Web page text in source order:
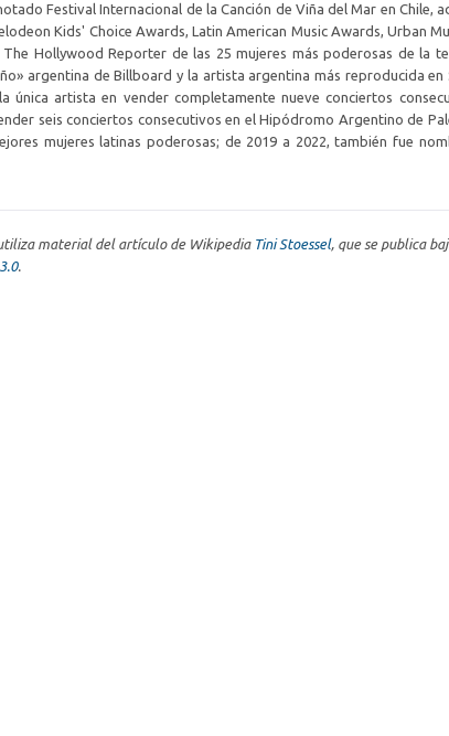
Festival Internacional de la Canción de Viña del Mar en Chile,
Kids' Choice Awards, Latin American Music Awards, Urban
Hollywood Reporter de las 25 mujeres más poderosas de la
argentina de Billboard y la artista argentina más reproducida
única artista en vender completamente nueve conciertos
seis conciertos consecutivos en el Hipódromo Argentino de
mujeres latinas poderosas; de 2019 a 2022, también fue
material del artículo de Wikipedia Tini Stoessel, que se publica
.